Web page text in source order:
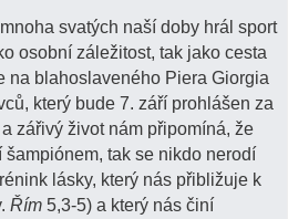
svatých naší doby hrál sport
osobní záležitost, tak jako cesta
na blahoslaveného Piera Giorgia
který bude 7. září prohlášen za
zářivý život nám připomíná, že
tak se nikdo nerodí
lásky, který nás přibližuje k
Řím 5,3-5) a který nás činí